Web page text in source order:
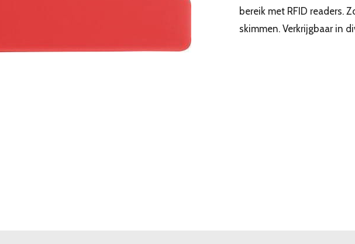
bereik met RFID readers.
skimmen. Verkrijgbaar in